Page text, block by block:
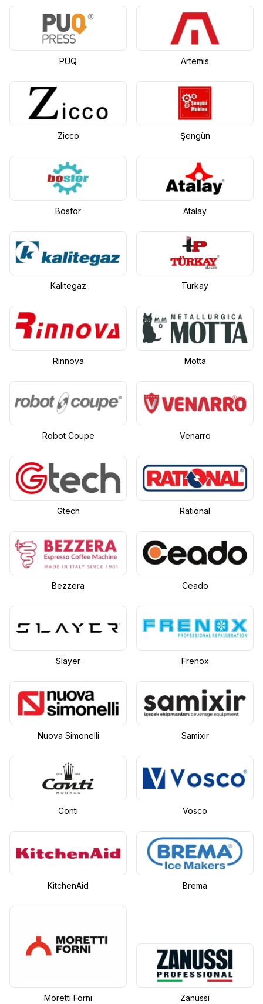
PUQ Artemis
Zicco Şengün
Bosfor Atalay
Kalitegaz Türkay
Rinnova Motta
Robot Coupe Venarro
Gtech Rational
Bezzera Ceado
Slayer Frenox
Nuova Simonelli Samixir
Conti Vosco
KitchenAid Brema
Moretti Forni Zanussi